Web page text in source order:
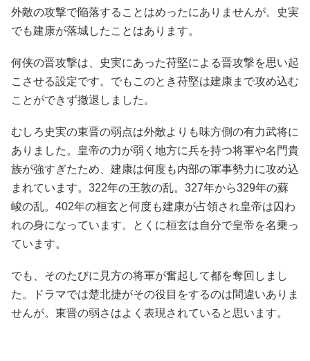
外敵の攻撃で陥落することはめったにありませんが。史実
でも建康が落城したことはあります。
何侠の晋攻撃は、史実にあった苻堅による晋攻撃を思い起
こさせる設定です。でもこのとき苻堅は建康まで攻め込む
ことができず撤退しました。
むしろ史実の東晋の弱点は外敵よりも味方側の有力武将に
ありました。皇帝の力が弱く地方に兵を持つ将軍や名門貴
族が強すぎたため、建康は何度も内部の軍事勢力に攻め込
まれています。322年の王敦の乱。327年から329年の蘇
峻の乱。402年の桓玄と何度も建康が占領され皇帝は囚わ
れの身になっています。とくに桓玄は自分で皇帝を名乗っ
ています。
でも、そのたびに見方の将軍が奮起して都を奪回しまし
た。ドラマでは楚北捷がその役目をするのは間違いありま
せんが。東晋の弱さはよく表現されていると思います。